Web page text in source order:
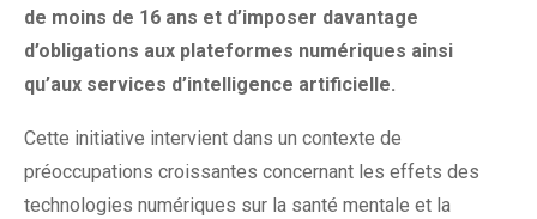
de moins de 16 ans et d’imposer davantage
d’obligations aux plateformes numériques ainsi
qu’aux services d’intelligence artificielle.
Cette initiative intervient dans un contexte de
préoccupations croissantes concernant les effets des
technologies numériques sur la santé mentale et la